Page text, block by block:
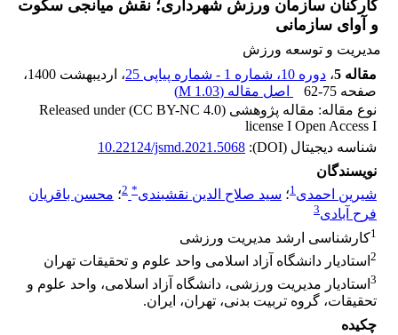
کارکنان سازمان ورزش شهرداری؛ نقش میانجی سکوت
و آوای سازمانی
مدیریت و توسعه ورزش
مقاله 5
، دوره 10، شماره 1 - شماره پیاپی 25 ، اردیبهشت 1400
،
صفحه 62-75 اصل مقاله (1.03 M
)
نوع مقاله: مقاله پژوهشی Released under (CC BY-NC 4.0)
license I Open Access I
شناسه دیجیتال (DOI):
10.22124/jsmd.2021.5068
نویسندگان
شیرین احمدی1؛ سید صلاح الدین نقشبندی*
2؛ محسن باقریان
فرح آبادی3
1کارشناسی ارشد مدیریت ورزشی
2 استادیار دانشگاه آزاد اسلامی واحد علوم و تحقیقات تهران
3 استادیار مدیریت ورزشی، دانشگاه آزاد اسلامی، واحد علوم و
تحقیقات، گروه تربیت بدنی، تهران، ایران.
چکیده